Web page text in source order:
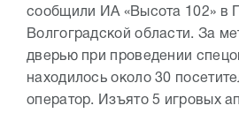
сообщили ИА «Высота 102» в
Волгоградской области. За
дверью при проведении
находилось около 30
оператор. Изъято 5 игровых